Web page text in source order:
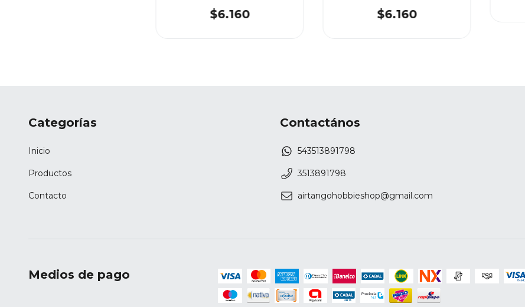
$6.160 $6.160
Categorías
Inicio
Productos
Contacto
Contactános
543513891798
3513891798
airtangohobbieshop@gmail.com
Medios de pago